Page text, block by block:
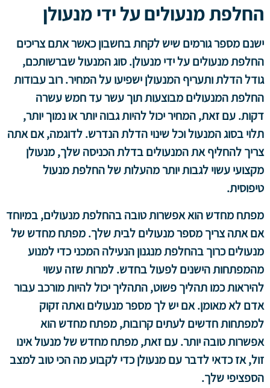
החלפת מנעולים על ידי מנעולן
ישנם מספר גורמים שיש לקחת בחשבון כאשר אתם צריכים
החלפת מנעולים על ידי מנעולן. סוג המנעול שברשותכם,
גודל הדלת ותעריף המנעולן ישפיעו על המחיר. רוב עבודות
החלפת המנעולים מבוצעות תוך עשר עד חמש עשרה
דקות. עם זאת, המחיר יכול להיות גבוה יותר או נמוך יותר,
תלוי בסוג המנעול וכל שינוי הדלת הנדרש. לדוגמה, אם אתה
צריך להחליף את המנעולים בדלת הכניסה שלך, מנעולן
מקצועי עשוי לגבות יותר מהעלות של החלפת מנעול
טיפוסית.
מפתח מחדש הוא אפשרות טובה בהחלפת מנעולים, במיוחד
אם אתה צריך מספר מנעולים לבית שלך. מפתח מחדש של
מנעולים כרוך בהחלפת מנגנון הנעילה המכני כדי למנוע
מהמפתחות הישנים לפעול בחדש. למרות שזה עשוי
להיראות כמו תהליך פשוט, התהליך יכול להיות מורכב עבור
אדם לא מאומן. אם יש לך מספר מנעולים ואתה זקוק
למפתחות חדשים לעתים קרובות, מפתח מחדש הוא
אפשרות טובה יותר. עם זאת, מפתח מחדש של מנעול אינו
זול, אז כדאי לדבר עם מנעולן כדי לקבוע מה הכי טוב למצב
הספציפי שלך.